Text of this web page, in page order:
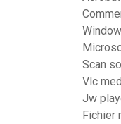
Scan
Vlc
Jw
Fichier